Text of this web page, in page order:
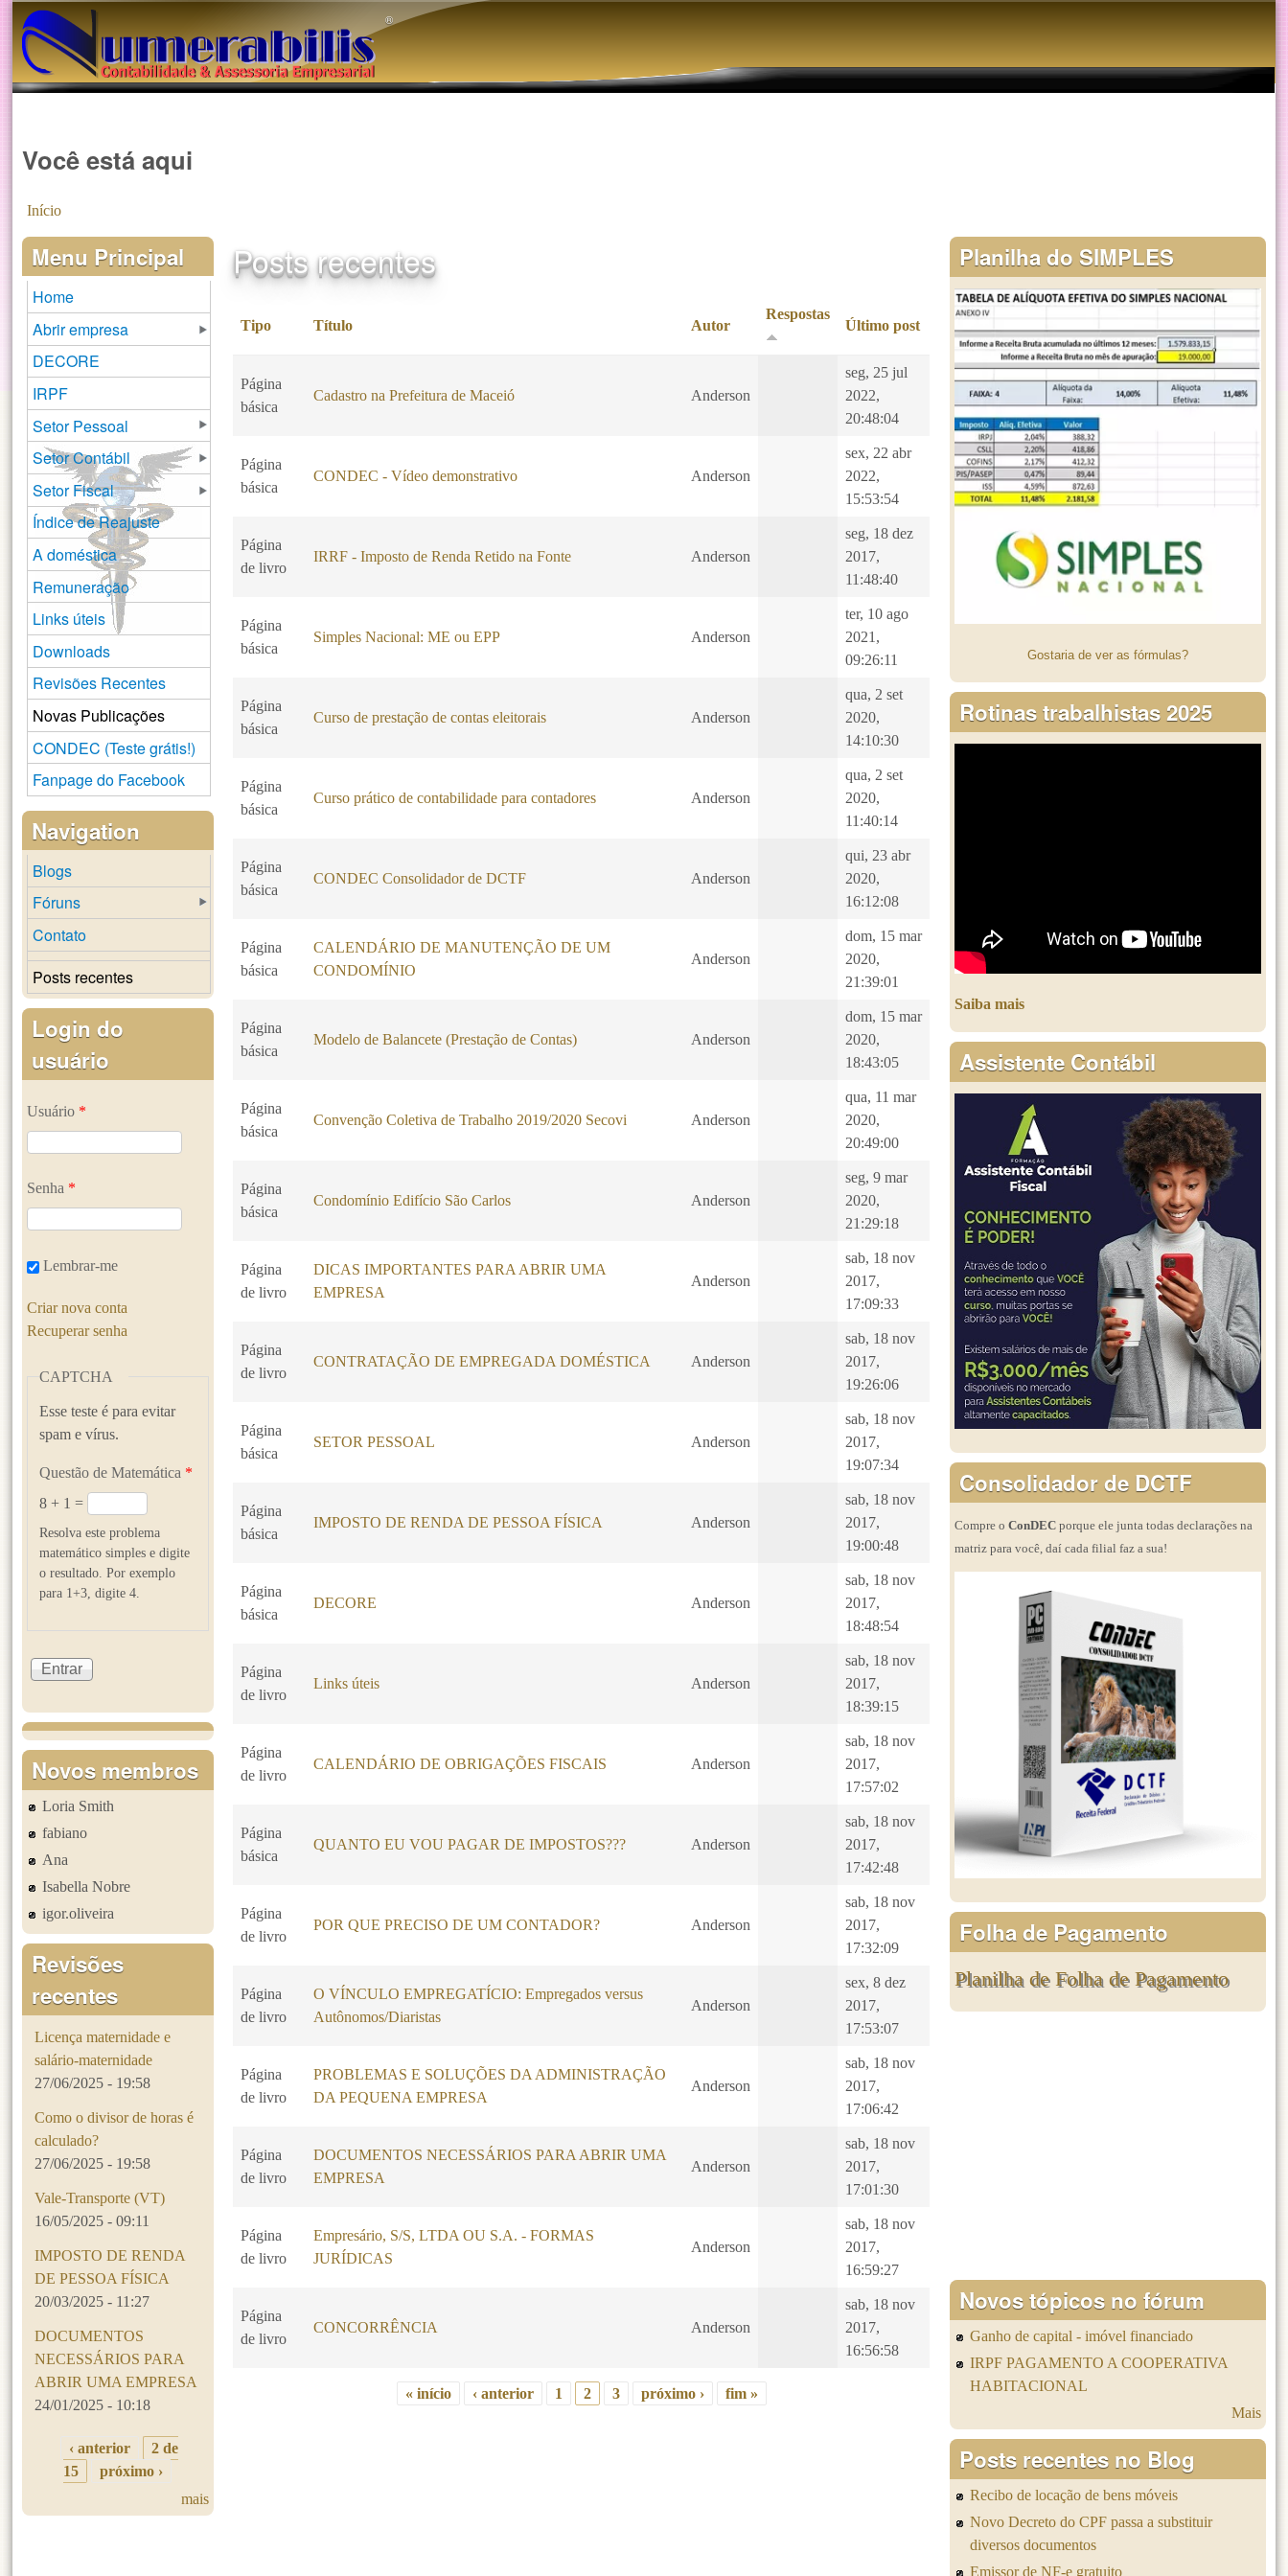
®️
Você está aqui
Início
Posts recentes
Tipo Título Autor
Respostas
Último post
Página
básica
Cadastro na Prefeitura de Maceió Anderson
seg, 25 jul
2022,
20:48:04
Página
básica
CONDEC - Vídeo demonstrativo Anderson
sex, 22 abr
2022,
15:53:54
Página
de livro
IRRF - Imposto de Renda Retido na Fonte Anderson
seg, 18 dez
2017,
11:48:40
Página
básica
Simples Nacional: ME ou EPP Anderson
ter, 10 ago
2021,
09:26:11
Página
básica
Curso de prestação de contas eleitorais Anderson
qua, 2 set
2020,
14:10:30
Página
básica
Curso prático de contabilidade para contadores Anderson
qua, 2 set
2020,
11:40:14
Página
básica
CONDEC Consolidador de DCTF Anderson
qui, 23 abr
2020,
16:12:08
Página
básica
CALENDÁRIO DE MANUTENÇÃO DE UM
CONDOMÍNIO
Anderson
dom, 15 mar
2020,
21:39:01
Página
básica
Modelo de Balancete (Prestação de Contas) Anderson
dom, 15 mar
2020,
18:43:05
Página
básica
Convenção Coletiva de Trabalho 2019/2020 Secovi Anderson
qua, 11 mar
2020,
20:49:00
Página
básica
Condomínio Edifício São Carlos Anderson
seg, 9 mar
2020,
21:29:18
Página
de livro
DICAS IMPORTANTES PARA ABRIR UMA
EMPRESA
Anderson
sab, 18 nov
2017,
17:09:33
Página
de livro
CONTRATAÇÃO DE EMPREGADA DOMÉSTICA Anderson
sab, 18 nov
2017,
19:26:06
Página
básica
SETOR PESSOAL Anderson
sab, 18 nov
2017,
19:07:34
Página
básica
IMPOSTO DE RENDA DE PESSOA FÍSICA Anderson
sab, 18 nov
2017,
19:00:48
Página
básica
DECORE Anderson
sab, 18 nov
2017,
18:48:54
Página
de livro
Links úteis Anderson
sab, 18 nov
2017,
18:39:15
Página
de livro
CALENDÁRIO DE OBRIGAÇÕES FISCAIS Anderson
sab, 18 nov
2017,
17:57:02
Página
básica
QUANTO EU VOU PAGAR DE IMPOSTOS??? Anderson
sab, 18 nov
2017,
17:42:48
Página
de livro
POR QUE PRECISO DE UM CONTADOR? Anderson
sab, 18 nov
2017,
17:32:09
Página
de livro
O VÍNCULO EMPREGATÍCIO: Empregados versus
Autônomos/Diaristas
Anderson
sex, 8 dez
2017,
17:53:07
Página
de livro
PROBLEMAS E SOLUÇÕES DA ADMINISTRAÇÃO
DA PEQUENA EMPRESA
Anderson
sab, 18 nov
2017,
17:06:42
Página
de livro
DOCUMENTOS NECESSÁRIOS PARA ABRIR UMA
EMPRESA
Anderson
sab, 18 nov
2017,
17:01:30
Página
de livro
Empresário, S/S, LTDA OU S.A. - FORMAS
JURÍDICAS
Anderson
sab, 18 nov
2017,
16:59:27
Página
de livro
CONCORRÊNCIA Anderson
sab, 18 nov
2017,
16:56:58
« início ‹ anterior 1 2 3 próximo › fim »
Menu Principal
Home
Abrir empresa
DECORE
IRPF
Setor Pessoal
Setor Contábil
Setor Fiscal
Índice de Reajuste
A doméstica
Remuneração
Links úteis
Downloads
Revisões Recentes
Novas Publicações
CONDEC (Teste grátis!)
Fanpage do Facebook
Navigation
Blogs
Fóruns
Contato
Posts recentes
Login do
usuário
Usuário *
Senha *
Lembrar-me
Criar nova conta
Recuperar senha
CAPTCHA
Esse teste é para evitar
spam e vírus.
Questão de Matemática *
8 + 1 =
Resolva este problema
matemático simples e digite
o resultado. Por exemplo
para 1+3, digite 4.
Novos membros
Loria Smith
fabiano
Ana
Isabella Nobre
igor.oliveira
Revisões
recentes
Licença maternidade e
salário-maternidade
27/06/2025 - 19:58
Como o divisor de horas é
calculado?
27/06/2025 - 19:58
Vale-Transporte (VT)
16/05/2025 - 09:11
IMPOSTO DE RENDA
DE PESSOA FÍSICA
20/03/2025 - 11:27
DOCUMENTOS
NECESSÁRIOS PARA
ABRIR UMA EMPRESA
24/01/2025 - 10:18
‹ anterior
2 de
15
próximo ›
mais
Planilha do SIMPLES
Gostaria de ver as fórmulas?
Rotinas trabalhistas 2025
Saiba mais
Assistente Contábil
Consolidador de DCTF
Compre o ConDEC porque ele junta todas declarações na
matriz para você, daí cada filial faz a sua!
Folha de Pagamento
Planilha de Folha de Pagamento
Novos tópicos no fórum
Ganho de capital - imóvel financiado
IRPF PAGAMENTO A COOPERATIVA
HABITACIONAL
Mais
Posts recentes no Blog
Recibo de locação de bens móveis
Novo Decreto do CPF passa a substituir
diversos documentos
Emissor de NF-e gratuito